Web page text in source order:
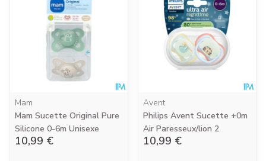
Mam
Mam Sucette Original Pure
Silicone 0-6m Unisexe
10,99 €
Avent
Philips Avent Sucette +0m
Air Paresseux/lion 2
10,99 €